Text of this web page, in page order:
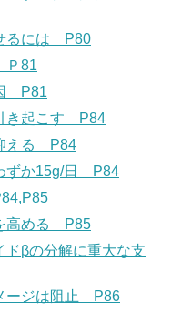
るには P80
Ｐ81
P81
き起こす P84
える P84
ずか15g/日 P84
高める P85
ドβの分解に重大な支
ージは阻止 P86